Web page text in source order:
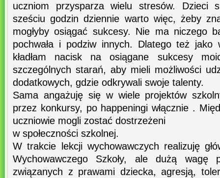
uczniom przysparza wielu stresów. Dzieci
sześciu godzin dziennie warto więc, żeby
mogłyby osiągać sukcesy. Nie ma niczego
pochwała i podziw innych. Dlatego też jako
kładłam nacisk na osiągane sukcesy
szczególnych starań, aby mieli możliwości
dodatkowych, gdzie odkrywali swoje talenty.
Sama angażuję się w wiele projektów
przez konkursy, po happeningi włącznie .
uczniowie mogli zostać dostrzeżeni
w społeczności szkolnej.
W trakcie lekcji wychowawczych realizuję
Wychowawczego Szkoły, ale dużą wagę
związanych z prawami dziecka, agresją,